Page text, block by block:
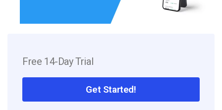
Free 14-Day Trial
Get Started!